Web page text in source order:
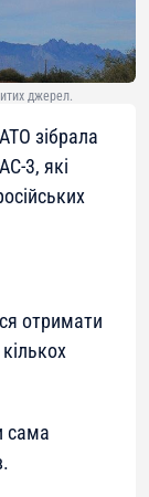
джерел.
зібрала
3, які
отримати
сама